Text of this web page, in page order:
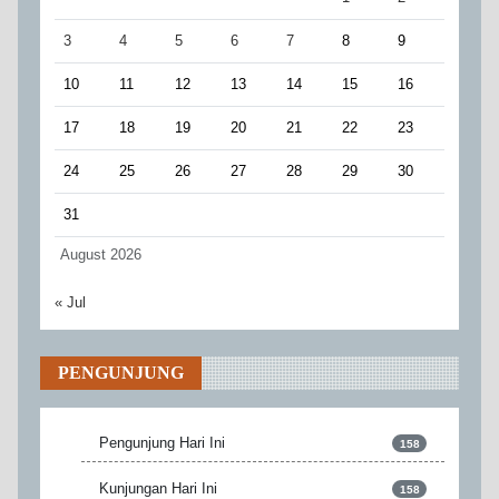
August 2026
3 4 5 6 7 8 9
10 11 12 13 14 15 16
17 18 19 20 21 22 23
24 25 26 27 28 29 30
31
« Jul
PENGUNJUNG
Pengunjung Hari Ini 158
Kunjungan Hari Ini 158